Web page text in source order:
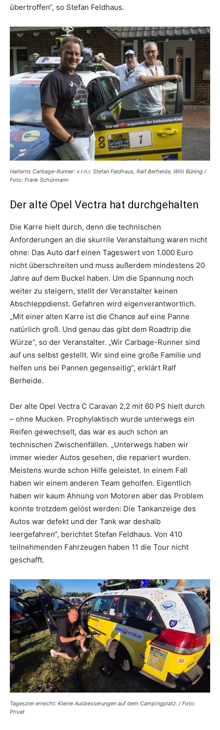
übertroffen“, so Stefan Feldhaus.
Halterns Carbage-Runner: v.l.n.r. Stefan Feldhaus, Ralf Berheide, Willi Büning /
Foto: Frank Schürmann
Der alte Opel Vectra hat durchgehalten
Die Karre hielt durch, denn die technischen
Anforderungen an die skurrile Veranstaltung waren nicht
ohne: Das Auto darf einen Tageswert von 1.000 Euro
nicht überschreiten und muss außerdem mindestens 20
Jahre auf dem Buckel haben. Um die Spannung noch
weiter zu steigern, stellt der Veranstalter keinen
Abschleppdienst. Gefahren wird eigenverantwortlich.
„Mit einer alten Karre ist die Chance auf eine Panne
natürlich groß. Und genau das gibt dem Roadtrip die
Würze“, so der Veranstalter. „Wir Carbage-Runner sind
auf uns selbst gestellt. Wir sind eine große Familie und
helfen uns bei Pannen gegenseitig“, erklärt Ralf
Berheide.
Der alte Opel Vectra C Caravan 2,2 mit 60 PS hielt durch
– ohne Mucken. Prophylaktisch wurde unterwegs ein
Reifen gewechselt, das war es auch schon an
technischen Zwischenfällen. „Unterwegs haben wir
immer wieder Autos gesehen, die repariert wurden.
Meistens wurde schon Hilfe geleistet. In einem Fall
haben wir einem anderen Team geholfen. Eigentlich
haben wir kaum Ahnung von Motoren aber das Problem
konnte trotzdem gelöst werden: Die Tankanzeige des
Autos war defekt und der Tank war deshalb
leergefahren“, berichtet Stefan Feldhaus. Von 410
teilnehmenden Fahrzeugen haben 11 die Tour nicht
geschafft.
Tagesziel erreicht: Kleine Ausbesserungen auf dem Campingplatz. / Foto:
Privat